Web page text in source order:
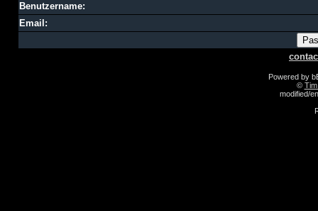
Benutzername:
Email:
Powered by
©
modified/